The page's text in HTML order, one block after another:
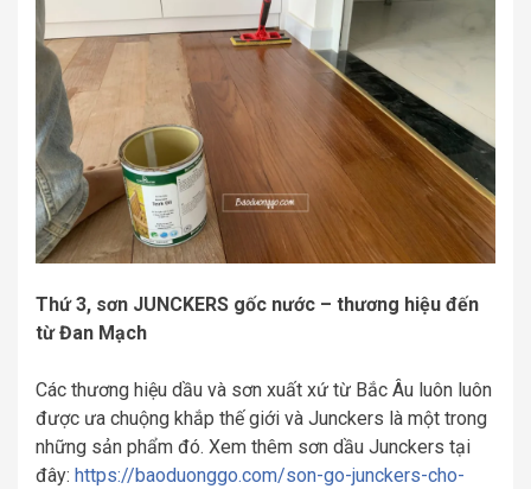
Thứ 3, sơn JUNCKERS gốc nước – thương hiệu đến
từ Đan Mạch
Các thương hiệu dầu và sơn xuất xứ từ Bắc Âu luôn luôn
được ưa chuộng khắp thế giới và Junckers là một trong
những sản phẩm đó. Xem thêm sơn dầu Junckers tại
đây: https://baoduonggo.com/son-go-junckers-cho-